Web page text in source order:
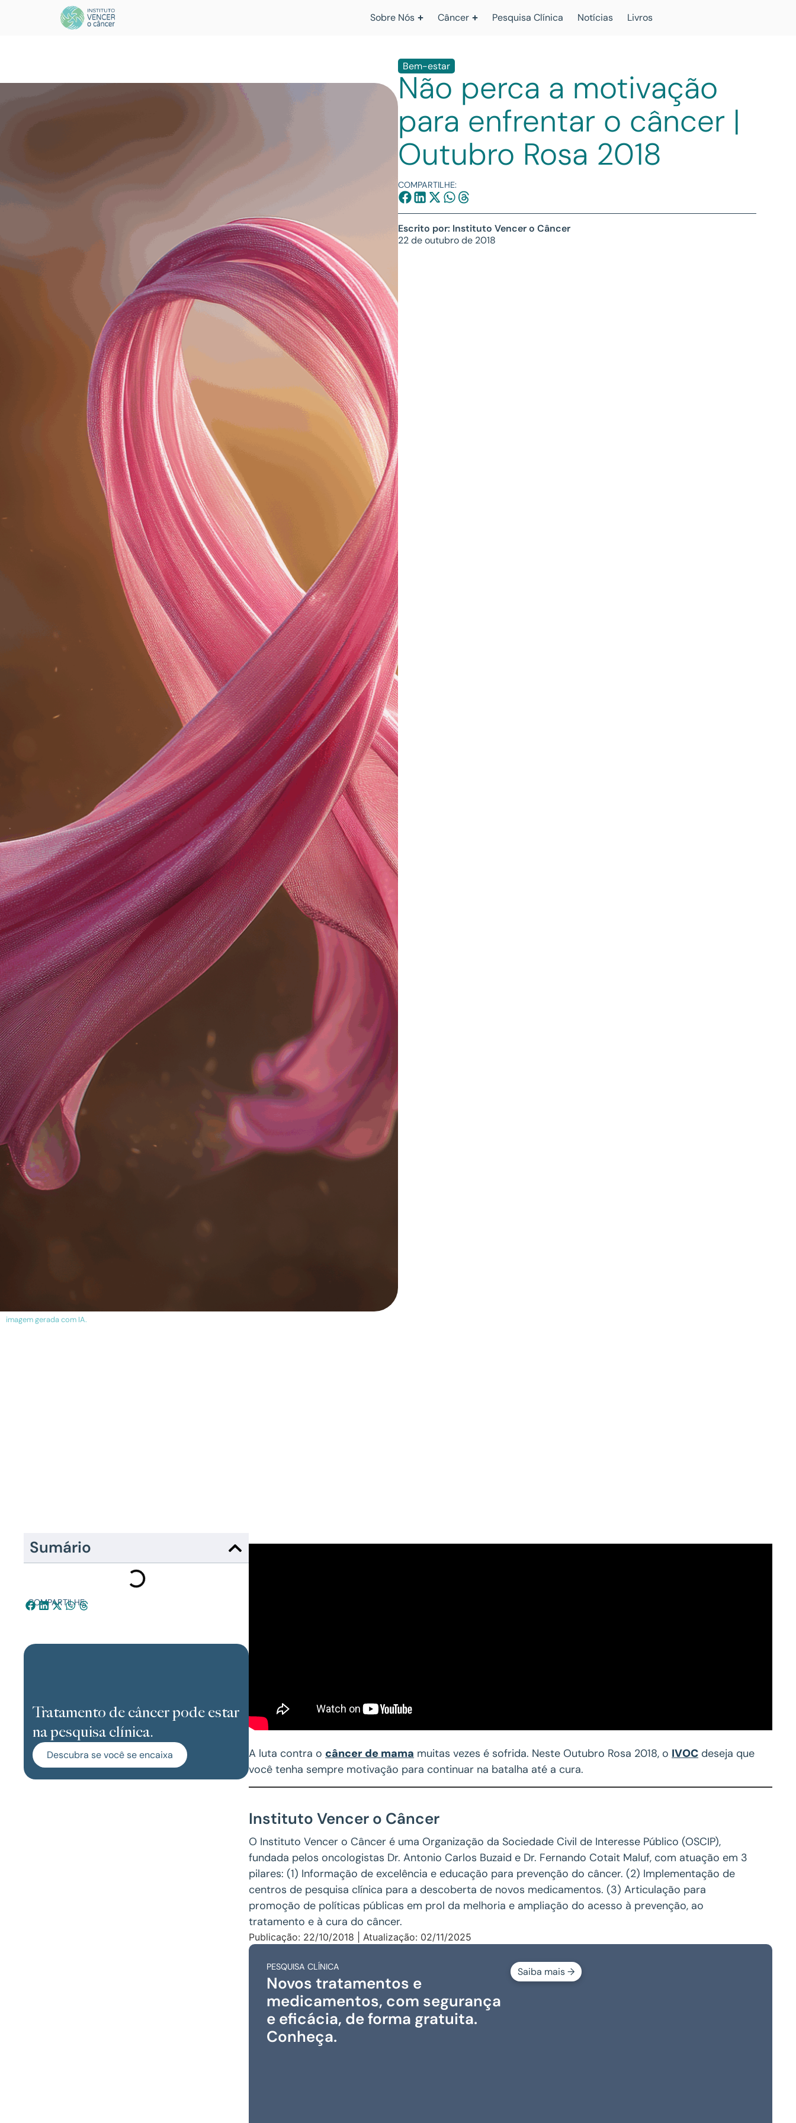
Sobre Nós Câncer Pesquisa Clínica Notícias Livros
imagem gerada com IA.
Bem-estar
Não perca a motivação
para enfrentar o câncer |
Outubro Rosa 2018
COMPARTILHE:
Escrito por: Instituto Vencer o Câncer
22 de outubro de 2018
Sumário
COMPARTILHE:
Tratamento de câncer pode estar
na pesquisa clínica.
Descubra se você se encaixa A luta contra o câncer de mama muitas vezes é sofrida. Neste Outubro Rosa 2018, o IVOC deseja que
você tenha sempre motivação para continuar na batalha até a cura.
Instituto Vencer o Câncer
O Instituto Vencer o Câncer é uma Organização da Sociedade Civil de Interesse Público (OSCIP),
fundada pelos oncologistas Dr. Antonio Carlos Buzaid e Dr. Fernando Cotait Maluf, com atuação em 3
pilares: (1) Informação de excelência e educação para prevenção do câncer. (2) Implementação de
centros de pesquisa clínica para a descoberta de novos medicamentos. (3) Articulação para
promoção de políticas públicas em prol da melhoria e ampliação do acesso à prevenção, ao
tratamento e à cura do câncer.
Publicação: 22/10/2018 | Atualização: 02/11/2025
PESQUISA CLÍNICA
Novos tratamentos e
medicamentos, com segurança
e eficácia, de forma gratuita.
Conheça.
Saiba mais →